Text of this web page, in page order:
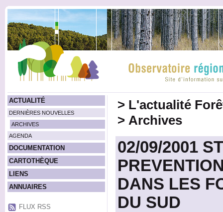
ACTUALITÉ
DERNIÈRES NOUVELLES
ARCHIVES
AGENDA
DOCUMENTATION
CARTOTHÈQUE
LIENS
ANNUAIRES
FLUX RSS
> L'actualité
> Archives
02/09/2001
DANS LES
DU SUD